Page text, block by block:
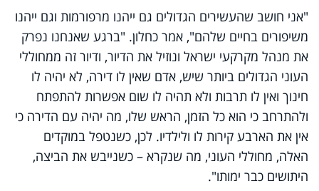
"אני חושב שהעשירים הגדולים גם ייהנו מרפורמות וגם ייהנו
משיפורים בחיים שלהם", אמר כחלון. "ברגע שאנחנו נפרק
את מנהל מקרקעי ישראל ונוזיל את הדיור, ודיור זה ממחוללי
העוני הגדולים ביותר שיש, אדם שאין לו דירה, לא יהיה לו
חינוך ואין לו תרבות ולא תהיה לו שום אפשרות להתפתח
ולהתרחב כי הוא כל הזמן, הראש שלו, מה יהיה עם הדירה כי
אין את הארבע קירות לו ולילדיו. לכן, כשנטפל במוקדים
האלה, מחוללי העוני, מה שנקרא – כשנייבש את הביצה,
היתושים כבר ימותו".